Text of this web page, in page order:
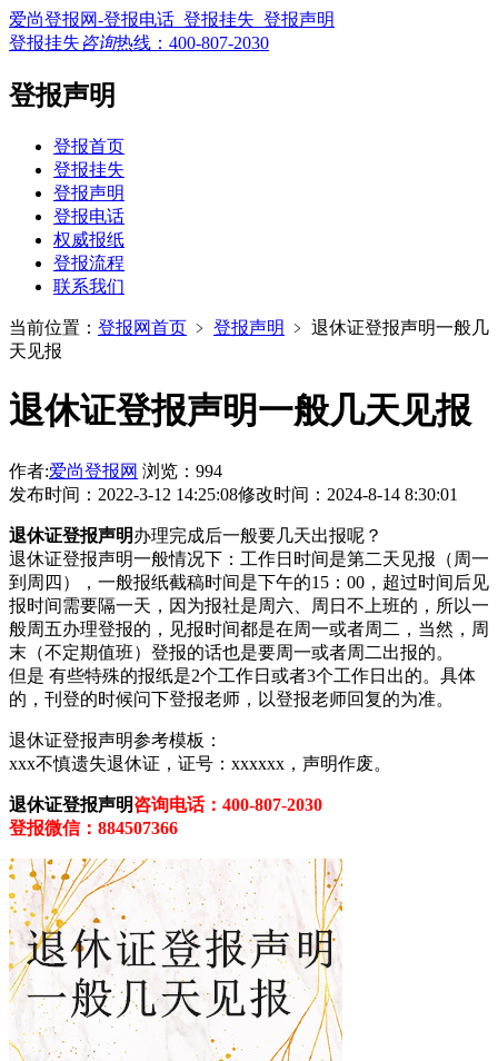
爱尚登报网-登报电话_登报挂失_登报声明
登报挂失咨询热线： 400-807-2030
登报声明
登报首页
登报挂失
登报声明
登报电话
权威报纸
登报流程
联系我们
当前位置： 登报网首页 ﹥ 登报声明 ﹥ 退休证登报声明一般几
天见报
退休证登报声明一般几天见报
作者:爱尚登报网 浏览：994
发布时间：2022-3-12 14:25:08修改时间：2024-8-14 8:30:01
退休证登报声明办理完成后一般要几天出报呢？
退休证登报声明一般情况下：工作日时间是第二天见报（周一
到周四），一般报纸截稿时间是下午的15：00，超过时间后见
报时间需要隔一天，因为报社是周六、周日不上班的，所以一
般周五办理登报的，见报时间都是在周一或者周二，当然，周
末（不定期值班）登报的话也是要周一或者周二出报的。
但是 有些特殊的报纸是2个工作日或者3个工作日出的。具体
的，刊登的时候问下登报老师，以登报老师回复的为准。
退休证登报声明参考模板：
xxx不慎遗失退休证，证号：xxxxxx，声明作废。
退休证登报声明咨询电话：400-807-2030
登报微信：884507366